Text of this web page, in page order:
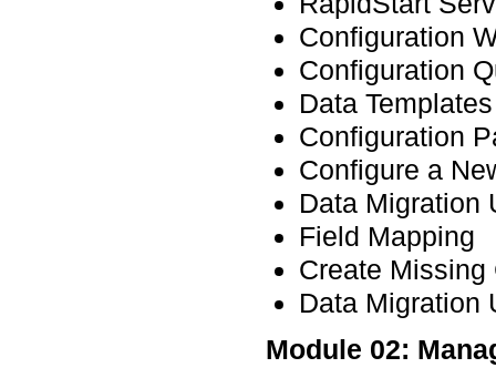
Configuration
Configuration
Data Templates
Configuration
Configure a
Data Migration
Field Mapping
Create Missing
Data Migration
Module 02: